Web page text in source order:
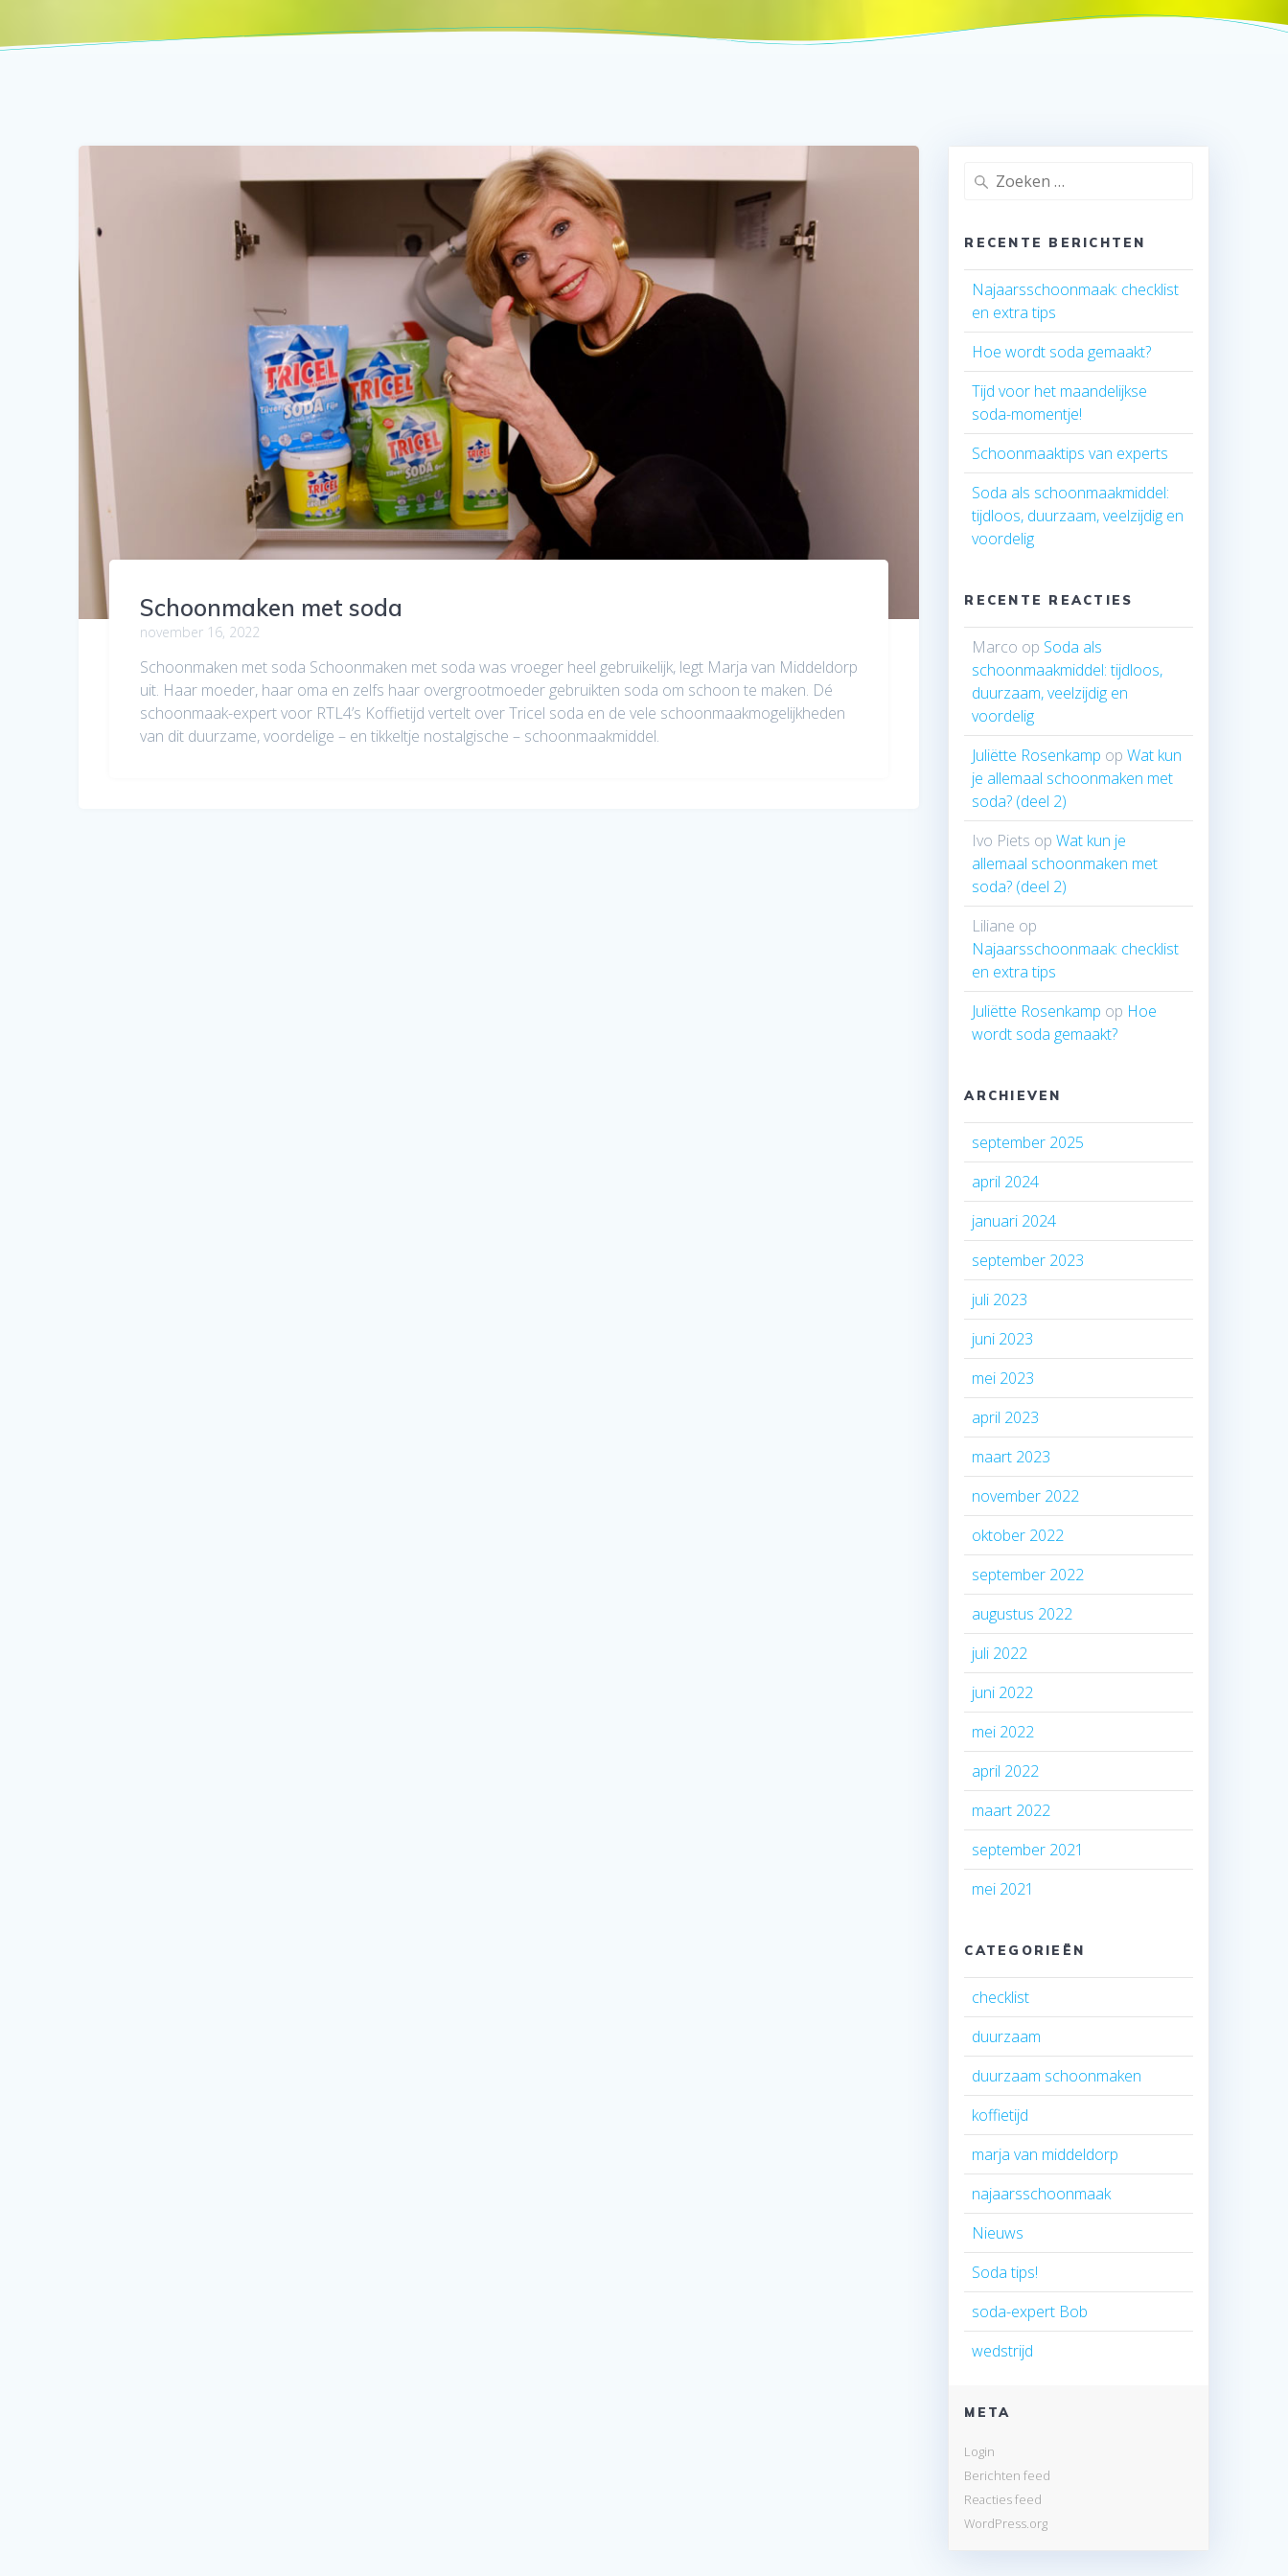
Schoonmaken met soda
november 16, 2022
Schoonmaken met soda Schoonmaken met soda was vroeger heel gebruikelijk, legt Marja van Middeldorp
uit. Haar moeder, haar oma en zelfs haar overgrootmoeder gebruikten soda om schoon te maken. Dé
schoonmaak-expert voor RTL4’s Koffietijd vertelt over Tricel soda en de vele schoonmaakmogelijkheden
van dit duurzame, voordelige – en tikkeltje nostalgische – schoonmaakmiddel.
Zoeken
naar:
RECENTE BERICHTEN
Najaarsschoonmaak: checklist
en extra tips
Hoe wordt soda gemaakt?
Tijd voor het maandelijkse
soda-momentje!
Schoonmaaktips van experts
Soda als schoonmaakmiddel:
tijdloos, duurzaam, veelzijdig en
voordelig
RECENTE REACTIES
Marco op Soda als
schoonmaakmiddel: tijdloos,
duurzaam, veelzijdig en
voordelig
Juliëtte Rosenkamp opWat kun
je allemaal schoonmaken met
soda? (deel 2)
Ivo Piets opWat kun je
allemaal schoonmaken met
soda? (deel 2)
Liliane op
Najaarsschoonmaak: checklist
en extra tips
Juliëtte Rosenkamp op Hoe
wordt soda gemaakt?
ARCHIEVEN
september 2025
april 2024
januari 2024
september 2023
juli 2023
juni 2023
mei 2023
april 2023
maart 2023
november 2022
oktober 2022
september 2022
augustus 2022
juli 2022
juni 2022
mei 2022
april 2022
maart 2022
september 2021
mei 2021
CATEGORIEËN
checklist
duurzaam
duurzaam schoonmaken
koffietijd
marja van middeldorp
najaarsschoonmaak
Nieuws
Soda tips!
soda-expert Bob
wedstrijd
META
Login
Berichten feed
Reacties feed
WordPress.org